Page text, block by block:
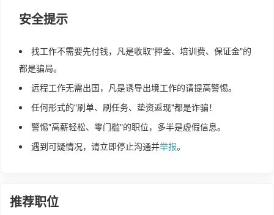
安全提示
找工作不需要先付钱，凡是收取"押金、培训费、保证金"的
都是骗局。
远程工作无需出国，凡是诱导出境工作的请提高警惕。
任何形式的"刷单、刷任务、垫资返现"都是诈骗！
警惕"高薪轻松、零门槛"的职位，多半是虚假信息。
遇到可疑情况，请立即停止沟通并举报。
推荐职位